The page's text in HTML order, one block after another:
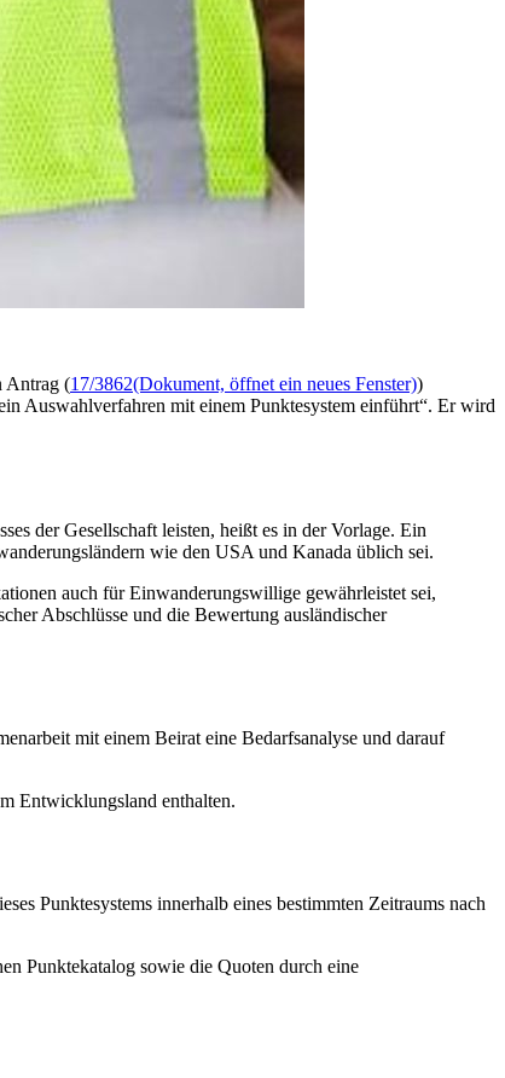
Antrag (17/3862(Dokument, öffnet ein neues Fenster))
Auswahlverfahren mit einem Punktesystem einführt“. Er wird
der Gesellschaft leisten, heißt es in der Vorlage. Ein
wie den USA und Kanada üblich sei.
auch für Einwanderungswillige gewährleistet sei,
Abschlüsse und die Bewertung ausländischer
mit einem Beirat eine Bedarfsanalyse und darauf
Entwicklungsland enthalten.
Punktesystems innerhalb eines bestimmten Zeitraums nach
Punktekatalog sowie die Quoten durch eine